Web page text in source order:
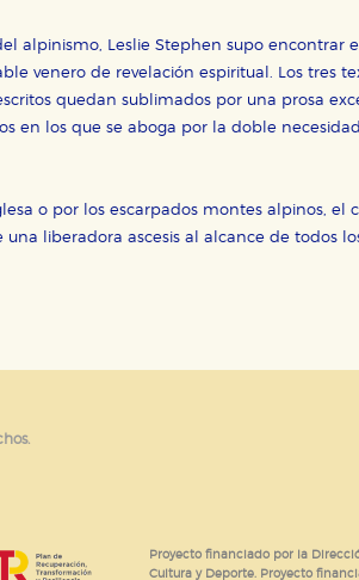
alpinismo, Leslie Stephen supo encontrar
venero de revelación espiritual. Los tres
quedan sublimados por una prosa
en los que se aboga por la doble
o por los escarpados montes alpinos, el
liberadora ascesis al alcance de todos
Proyecto financiado por la
Cultura y Deporte. Proyecto
nuestros socios publicitarios y se
información personal sino que